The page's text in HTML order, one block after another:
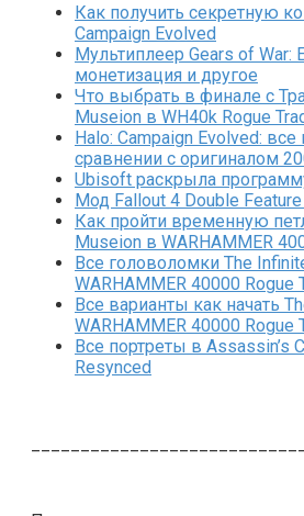
Как получить секретную
Campaign Evolved
Мультиплеер Gears of War:
монетизация и другое
Что выбрать в финале с
Museion в WH40k Rogue
Halo: Campaign Evolved:
сравнении с оригиналом
Ubisoft раскрыла
Мод Fallout 4 Double
Как пройти временную
Museion в WARHAMMER
Все головоломки The
WARHAMMER 40000 Rogue
Все варианты как начать
WARHAMMER 40000 Rogue
Все портреты в Assassin’s
Resynced